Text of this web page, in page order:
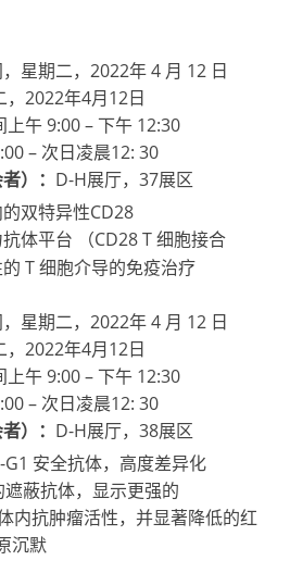
星期二，2022年 4 月 12 日
，2022年4月12日
上午 9:00 – 下午 12:30
– 次日凌晨12: 30
）： D-H展厅，37展区
双特异性CD28
体平台 （CD28 T 细胞接合
T 细胞介导的免疫治疗
星期二，2022年 4 月 12 日
，2022年4月12日
上午 9:00 – 下午 12:30
– 次日凌晨12: 30
）： D-H展厅，38展区
G1 安全抗体，高度差异化
蔽抗体，显示更强的
内抗肿瘤活性，并显著降低的红
沉默